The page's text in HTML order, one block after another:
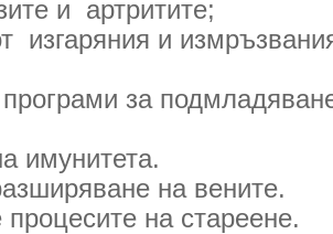
и артритите;
изгаряния и
програми за
имунитета.
на вените.
процесите на стареене.